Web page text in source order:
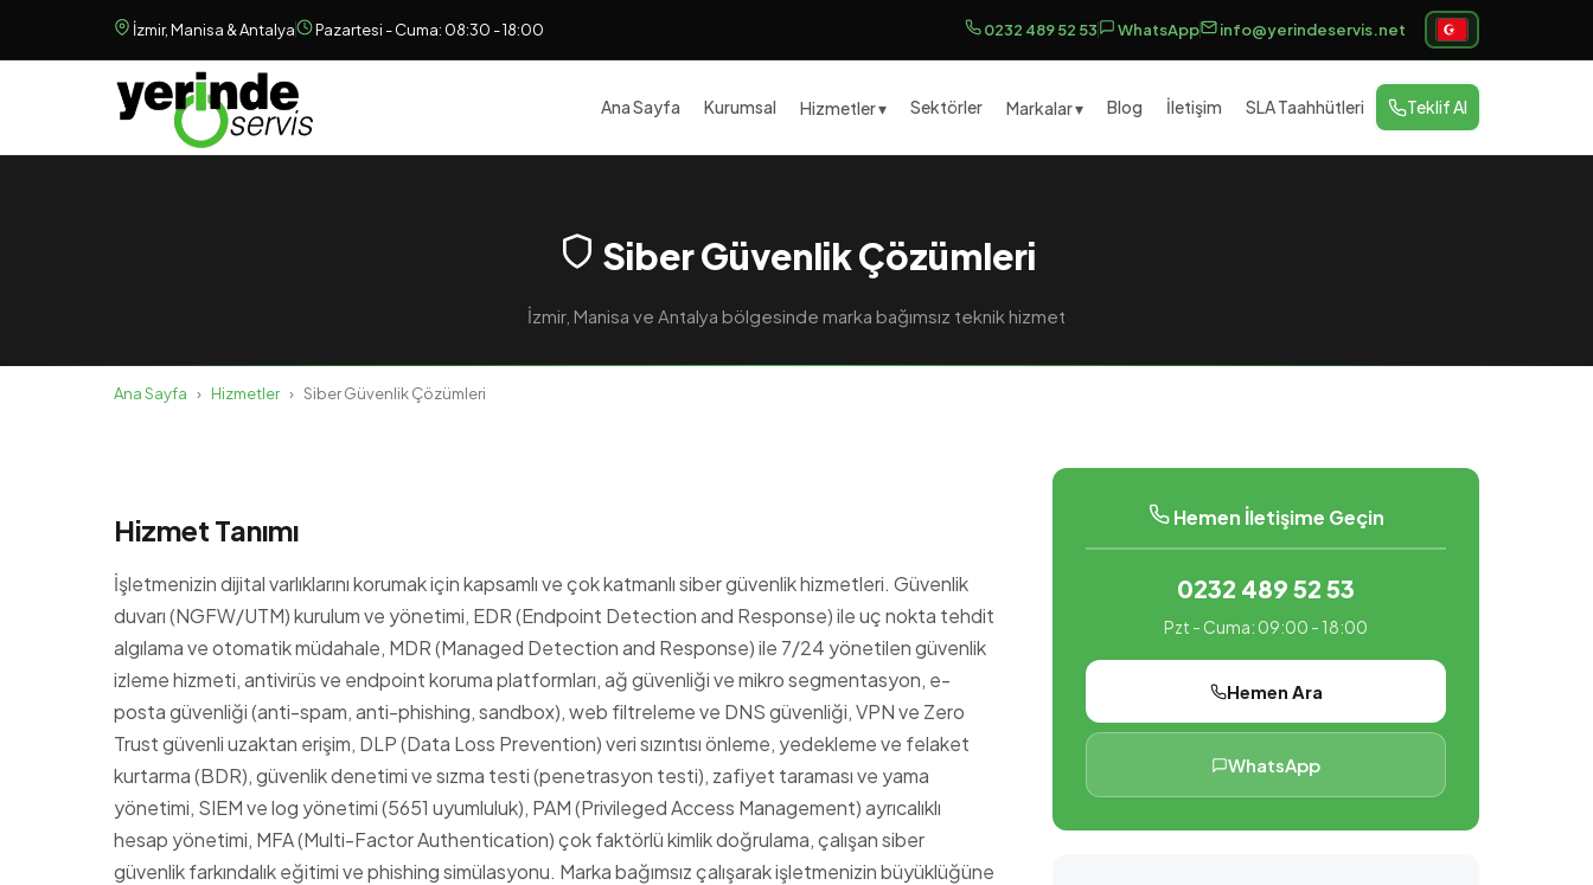
İzmir, Manisa & Antalya Pazartesi - Cuma: 08:30 - 18:00 0232 489 52 53 WhatsApp info@yerindeservis.net
Ana Sayfa Kurumsal Hizmetler ▾ Sektörler Markalar ▾ Blog İletişim SLA Taahhütleri Teklif Al
Siber Güvenlik Çözümleri
İzmir, Manisa ve Antalya bölgesinde marka bağımsız teknik hizmet
Ana Sayfa › Hizmetler › Siber Güvenlik Çözümleri
Hizmet Tanımı
İşletmenizin dijital varlıklarını korumak için kapsamlı ve çok katmanlı siber güvenlik hizmetleri. Güvenlik
duvarı (NGFW/UTM) kurulum ve yönetimi, EDR (Endpoint Detection and Response) ile uç nokta tehdit
algılama ve otomatik müdahale, MDR (Managed Detection and Response) ile 7/24 yönetilen güvenlik
izleme hizmeti, antivirüs ve endpoint koruma platformları, ağ güvenliği ve mikro segmentasyon, e-
posta güvenliği (anti-spam, anti-phishing, sandbox), web filtreleme ve DNS güvenliği, VPN ve Zero
Trust güvenli uzaktan erişim, DLP (Data Loss Prevention) veri sızıntısı önleme, yedekleme ve felaket
kurtarma (BDR), güvenlik denetimi ve sızma testi (penetrasyon testi), zafiyet taraması ve yama
yönetimi, SIEM ve log yönetimi (5651 uyumluluk), PAM (Privileged Access Management) ayrıcalıklı
hesap yönetimi, MFA (Multi-Factor Authentication) çok faktörlü kimlik doğrulama, çalışan siber
güvenlik farkındalık eğitimi ve phishing simülasyonu. Marka bağımsız çalışarak işletmenizin büyüklüğüne
Hemen İletişime Geçin
0232 489 52 53
Pzt - Cuma: 09:00 - 18:00
Hemen Ara
WhatsApp